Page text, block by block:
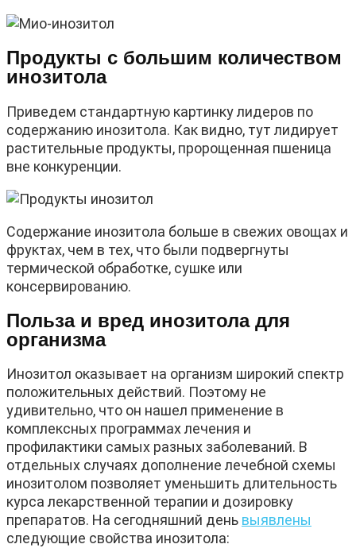
Продукты c большим количеством
инозитола
Приведем стандартную картинку лидеров по
содержанию инозитола. Как видно, тут лидирует
растительные продукты, пророщенная пшеница
вне конкуренции.
Содержание инозитола больше в свежих овощах и
фруктах, чем в тех, что были подвергнуты
термической обработке, сушке или
консервированию.
Польза и вред инозитола для
организма
Инозитол оказывает на организм широкий спектр
положительных действий. Поэтому не
удивительно, что он нашел применение в
комплексных программах лечения и
профилактики самых разных заболеваний. В
отдельных случаях дополнение лечебной схемы
инозитолом позволяет уменьшить длительность
курса лекарственной терапии и дозировку
препаратов. На сегодняшний день выявлены
следующие свойства инозитола: